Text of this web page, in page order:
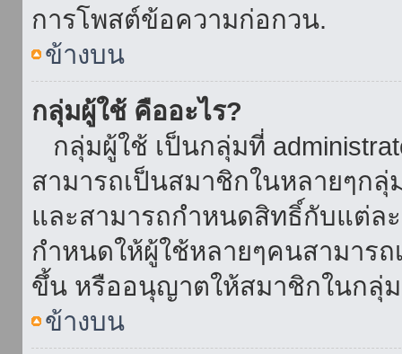
การโพสต์ข้อความก่อกวน.
ข้างบน
กลุ่มผู้ใช้ คืออะไร?
กลุ่มผู้ใช้ เป็นกลุ่มที่
สามารถเป็นสมาชิกในหลายๆก
และสามารถกำหนดสิทธิ์กับแต่ล
กำหนดให้ผู้ใช้หลายๆคนสามารถ
ขึ้น หรืออนุญาตให้สมาชิกในกลุ่ม
ข้างบน